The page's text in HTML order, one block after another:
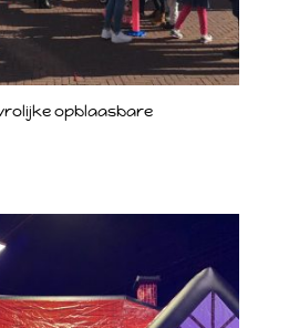
opblaasbare